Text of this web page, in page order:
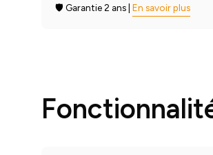
🛡️ Garantie2 ans En savoir plus